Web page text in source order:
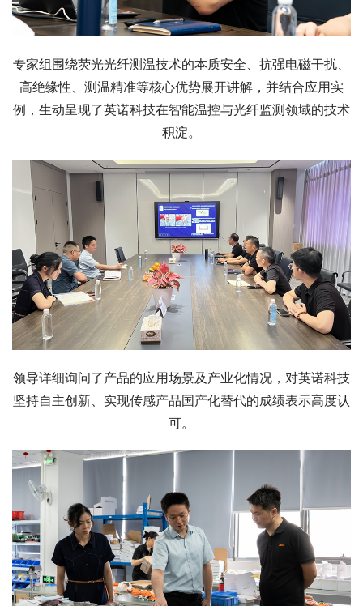
专家组围绕荧光光纤测温技术的本质安全、抗强电磁干扰、
高绝缘性、测温精准等核心优势展开讲解，并结合应用实
例，生动呈现了英诺科技在智能温控与光纤监测领域的技术
积淀。
领导详细询问了产品的应用场景及产业化情况，对英诺科技
坚持自主创新、实现传感产品国产化替代的成绩表示高度认
可。